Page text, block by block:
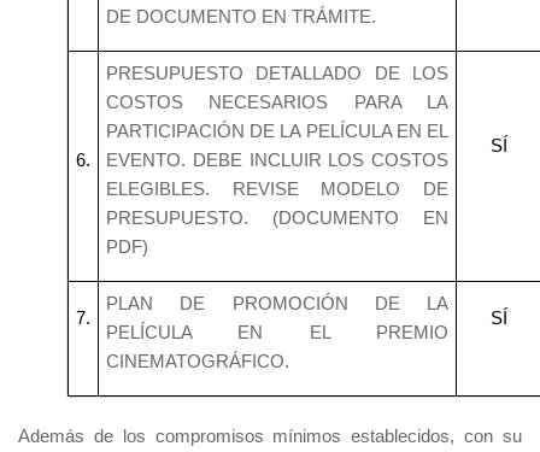
DE DOCUMENTO EN TRÁMITE.
6.
PRESUPUESTO DETALLADO DE LOS
COSTOS NECESARIOS PARA LA
PARTICIPACIÓN DE LA PELÍCULA EN EL
EVENTO. DEBE INCLUIR LOS COSTOS
ELEGIBLES. REVISE MODELO DE
PRESUPUESTO. (DOCUMENTO EN
PDF)
SÍ
7.
PLAN DE PROMOCIÓN DE LA
PELÍCULA EN EL PREMIO
CINEMATOGRÁFICO.
SÍ
Además de los compromisos mínimos establecidos, con su